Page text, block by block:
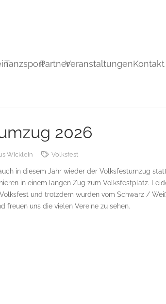
TanzsportPartnerVeranstaltungenKontakt
2026
Wicklein Volksfest
in diesem Jahr wieder der Volksfestumzug
in einem langen Zug zum Volksfestplatz.
und trotzdem wurden vom Schwarz /
freuen uns die vielen Vereine zu sehen.